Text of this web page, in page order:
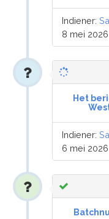
Indiener:
8 mei 2026
Het
Indiener:
6 mei 2026